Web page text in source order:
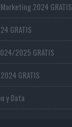
2024 GRATIS
GRATIS
2025 GRATIS
GRATIS
y Data